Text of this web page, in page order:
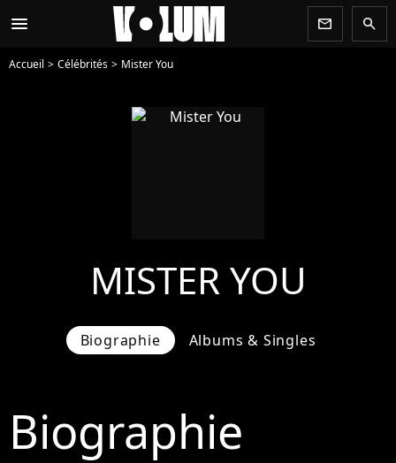
menu newsletter search
Accueil Célébrités Mister You
MISTER YOU
Biographie Albums & Singles
Biographie